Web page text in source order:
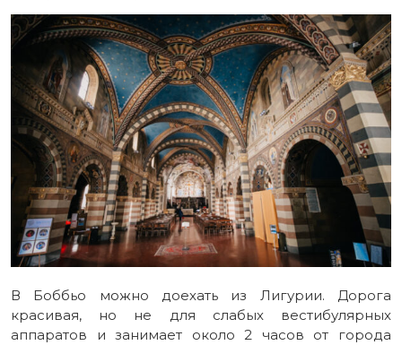
В Боббьо можно доехать из Лигурии. Дорога
красивая, но не для слабых вестибулярных
аппаратов и занимает около 2 часов от города